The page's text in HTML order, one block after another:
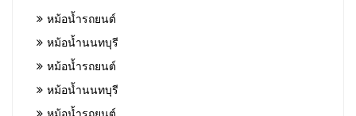
หม้อน้ำรถยนต์
หม้อน้ำนนทบุรี
หม้อน้ำรถยนต์
หม้อน้ำนนทบุรี